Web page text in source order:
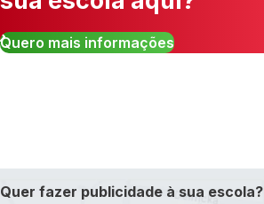
Quero mais informações
Quer fazer publicidade à sua escola?